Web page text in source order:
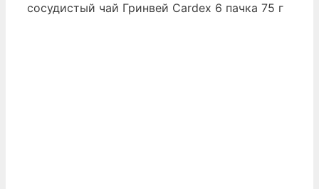
сосудистый чай Гринвей Сardex 6 пачка 75 г